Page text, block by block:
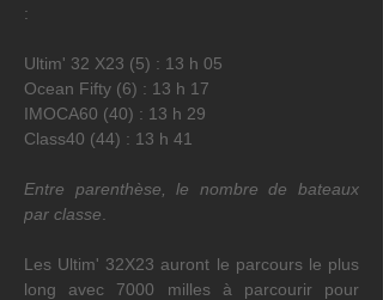
:
Ultim' 32 X23 (5) : 13 h 05
Ocean Fifty (6) : 13 h 17
IMOCA60 (40) : 13 h 29
Class40 (44) : 13 h 41
Entre parenthèse, le nombre de bateaux
par classe
Les Ultim' 32X23 auront le parcours le plus
long avec 7000 milles à parcourir pour